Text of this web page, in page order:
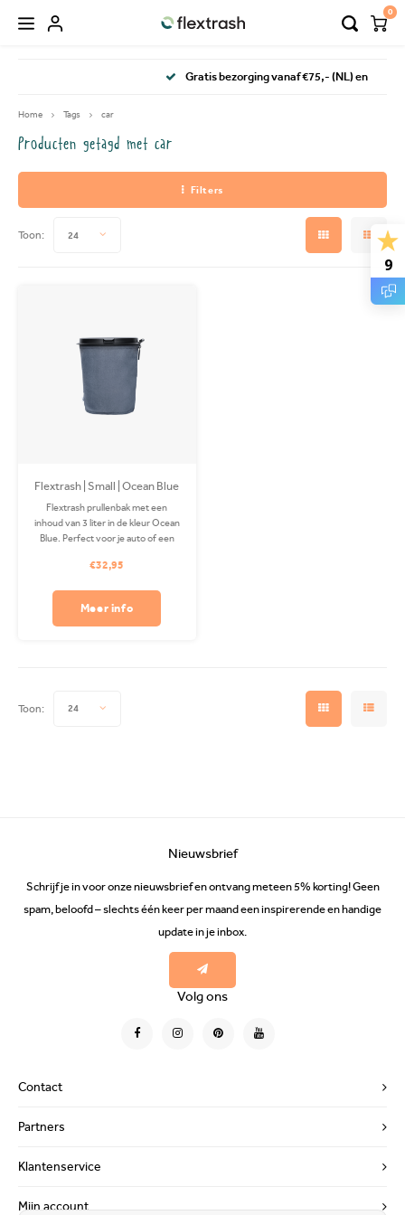
9
Hoofdmenu / flextrash prullenbakken
FLEXTRASH SMALL
FLEXTRASH LARGE
Hoofdmenu / camping prullenbak
0
Gratis bezorging vanaf €75,- (NL) en €100,- (BE & DE)
Home Tags car
Producten getagd met car
Filters
Toon: 24
Flextrash | Small | Ocean Blue
Flextrash prullenbak met een
inhoud van 3 liter in de kleur Ocean
Blue. Perfect voor je auto of een
gemaakt van gerecycled PET en is
€32,95
Meer info
Toon: 24
Contact
Nieuwsbrief
Schrijf je in voor onze nieuwsbrief en ontvang meteen 5% korting! Geen
spam, beloofd – slechts één keer per maand een inspirerende en handige
update in je inbox.
Volg ons
Partners
Klantenservice
Mijn account